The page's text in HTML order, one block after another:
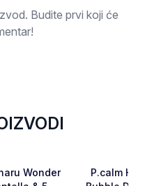
Budite prvi koji će
Favorite
Wonder
P.calm